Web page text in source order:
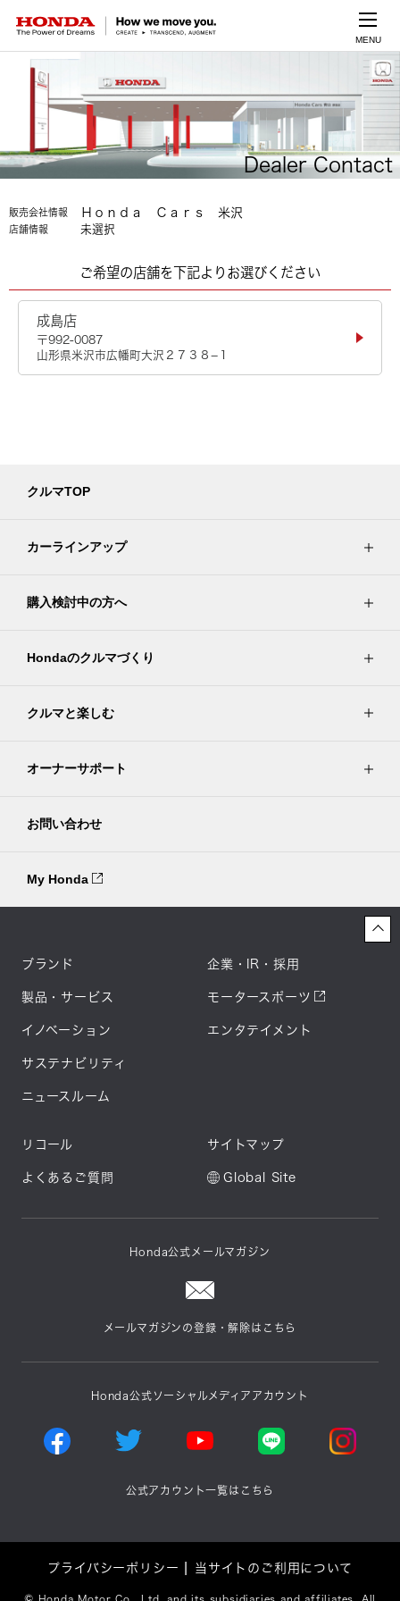
MENU
Dealer Contact
販売会社情報 Ｈｏｎｄａ Ｃａｒｓ 米沢
店舗情報 未選択
ご希望の店舗を下記よりお選びください
成島店
〒992-0087
山形県米沢市広幡町大沢２７３８−１
クルマTOP
カーラインアップ
購入検討中の方へ
Hondaのクルマづくり
クルマと楽しむ
オーナーサポート
お問い合わせ
My Honda
ブランド
製品・サービス
イノベーション
サステナビリティ
ニュースルーム
企業・IR・採用
モータースポーツ
エンタテイメント
リコール
よくあるご質問
サイトマップ
Global Site
Honda公式メールマガジン
メールマガジンの登録・解除はこちら
Honda公式ソーシャルメディアアカウント
公式アカウント一覧はこちら
プライバシーポリシー 当サイトのご利用について
Honda Motor Co., Ltd. and its subsidiaries and affiliates. All